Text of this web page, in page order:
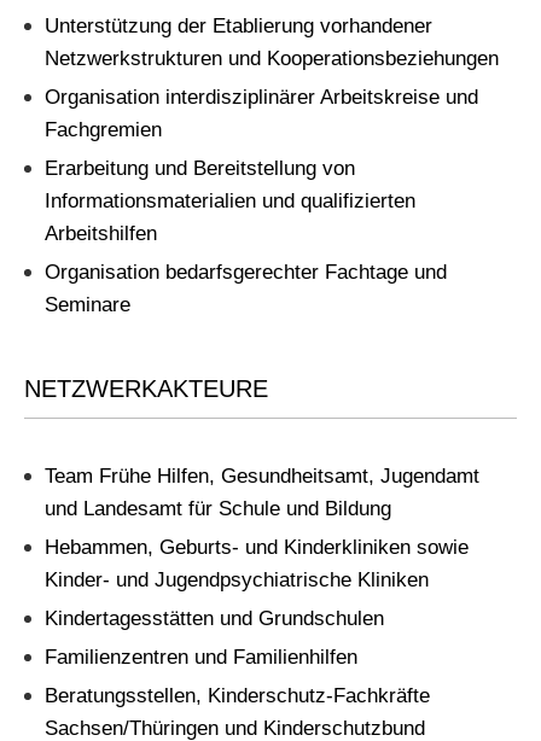
Unterstützung der Etablierung vorhandener
Netzwerkstrukturen und Kooperationsbeziehungen
Organisation interdisziplinärer Arbeitskreise und
Fachgremien
Erarbeitung und Bereitstellung von
Informationsmaterialien und qualifizierten
Arbeitshilfen
Organisation bedarfsgerechter Fachtage und
Seminare
NETZWERKAKTEURE
Team Frühe Hilfen, Gesundheitsamt, Jugendamt
und Landesamt für Schule und Bildung
Hebammen, Geburts- und Kinderkliniken sowie
Kinder- und Jugendpsychiatrische Kliniken
Kindertagesstätten und Grundschulen
Familienzentren und Familienhilfen
Beratungsstellen, Kinderschutz-Fachkräfte
Sachsen/Thüringen und Kinderschutzbund